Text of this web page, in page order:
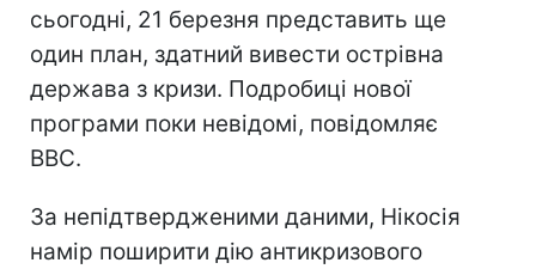
сьогодні, 21 березня представить ще
один план, здатний вивести острівна
держава з кризи. Подробиці нової
програми поки невідомі, повідомляє
BBC.
За непідтвердженими даними, Нікосія
намір поширити дію антикризового